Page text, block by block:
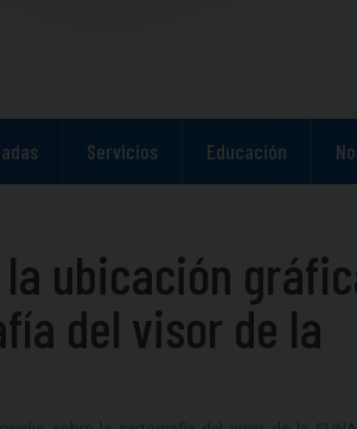
Servicios Educación
ubicación
del visor de la